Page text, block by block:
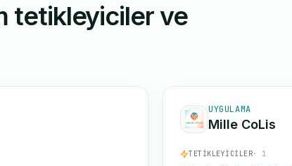
tetikleyiciler ve
UYGULAMA
Mille CoLis
TETIKLEYICILER· 1